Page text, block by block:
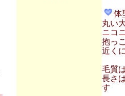
体
丸い
ニコ
抱っ
近く
毛質
長さ
す